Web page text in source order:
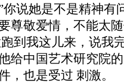
说她是不是精神有
尊敬爱情，不能太
到我这儿来，说我
给中国艺术研究院
，也是受过 刺激。